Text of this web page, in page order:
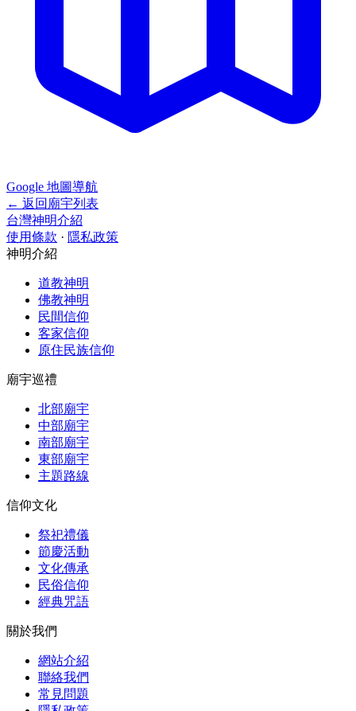
Google 地圖導航
← 返回廟宇列表
台灣神明介紹
使用條款 · 隱私政策
神明介紹
道教神明
佛教神明
民間信仰
客家信仰
原住民族信仰
廟宇巡禮
北部廟宇
中部廟宇
南部廟宇
東部廟宇
主題路線
信仰文化
祭祀禮儀
節慶活動
文化傳承
民俗信仰
經典咒語
關於我們
網站介紹
聯絡我們
常見問題